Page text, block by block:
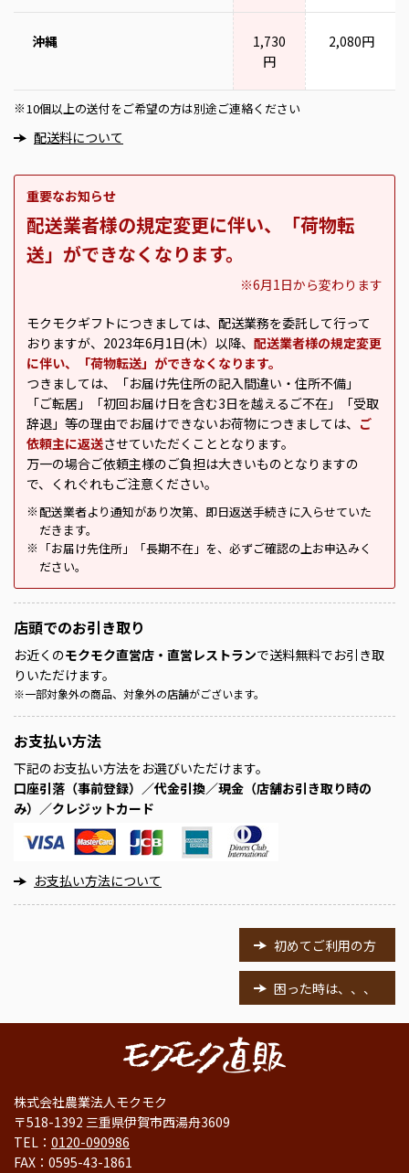
沖縄
1,730
円
2,080円
※ 10個以上の送付をご希望の方は別途ご連絡ください
配送料について
重要なお知らせ
配送業者様の規定変更に伴い、「荷物転
送」ができなくなります。
※6月1日から変わります
モクモクギフトにつきましては、配送業務を委託して行って
おりますが、2023年6月1日(木）以降、 配送業者様の規定変更
に伴い、「荷物転送」ができなくなります。
つきましては、「お届け先住所の記入間違い・住所不備」
「ご転居」「初回お届け日を含む3日を越えるご不在」「受取
辞退」等の理由でお届けできないお荷物につきましては、 ご
依頼主に返送させていただくこととなります。
万一の場合ご依頼主様のご負担は大きいものとなりますの
で、くれぐれもご注意ください。
※ 配送業者より通知があり次第、即日返送手続きに入らせていた
だきます。
※
「お届け先住所」「長期不在」を、必ずご確認の上お申込みく
ださい。
店頭でのお引き取り
お近くのモクモク直営店・直営レストランで送料無料でお引き取
りいただけます。
※一部対象外の商品、対象外の店舗がございます。
お支払い方法
下記のお支払い方法をお選びいただけます。
口座引落（事前登録）／代金引換／現金（店舗お引き取り時の
み）／クレジットカード
お支払い方法について
初めてご利用の方
困った時は、、、
株式会社農業法人モクモク
〒518-1392 三重県伊賀市西湯舟3609
TEL： 0120-090986
FAX：0595-43-1861